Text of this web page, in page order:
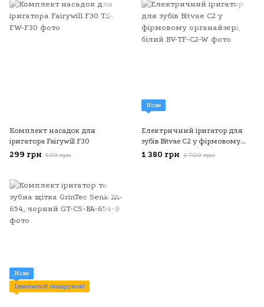
Комплект насадок для
іригатора Fairywill F30
299 грн 699 грн
Нове
Електричний іригатор для
зубів Bitvae C2 у фірмовому
органайзері, білий
1 380 грн 1 700 грн
Нове
Ідеальний подарунок!